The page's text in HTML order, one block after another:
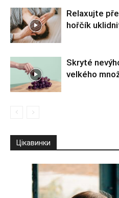
Relaxujte
hořčík
Skryté
velkého
Цікавинки